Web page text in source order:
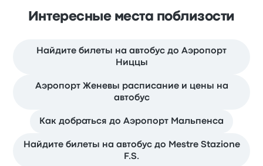
Интересные места поблизости
Найдите билеты на автобус до Аэропорт
Ниццы
Аэропорт Женевы расписание и цены на
автобус
Как добраться до Аэропорт Мальпенса
Найдите билеты на автобус до Mestre Stazione
F.S.